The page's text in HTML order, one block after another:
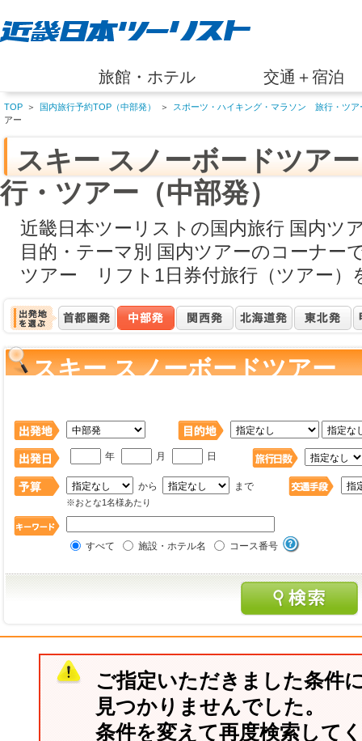
旅館・ホテル 交通＋宿泊
TOP ＞ 国内旅行予約TOP（中部発） ＞
スポーツ・ハイキング・マラソン 旅行・ツア
アー
スキー スノーボードツア
行・ツアー（中部発）
近畿日本ツーリストの国内旅行 国内ツ
目的・テーマ別 国内ツアーのコーナー
ツアー リフト1日券付旅行（ツアー）
スキー スノーボードツアー
年 月 日
から まで
※おとな1名様あたり
すべて 施設・ホテル名 コース番号
ご指定いただきました条件
見つかりませんでした。
条件を変えて再度検索して